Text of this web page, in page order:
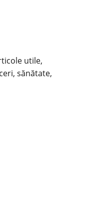
utile,
sănătate,